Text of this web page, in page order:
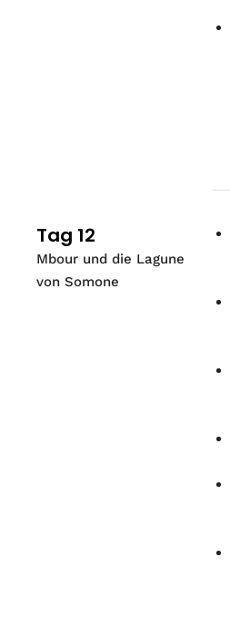
Tag 12
Mbour und die Lagune
von Somone